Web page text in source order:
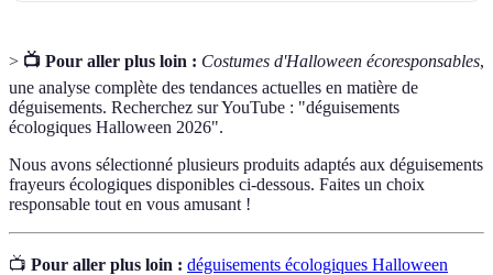
> 📺 Pour aller plus loin : Costumes d'Halloween écoresponsables,
une analyse complète des tendances actuelles en matière de
déguisements. Recherchez sur YouTube : "déguisements
écologiques Halloween 2026".
Nous avons sélectionné plusieurs produits adaptés aux déguisements
frayeurs écologiques disponibles ci-dessous. Faites un choix
responsable tout en vous amusant !
📺 Pour aller plus loin : déguisements écologiques Halloween